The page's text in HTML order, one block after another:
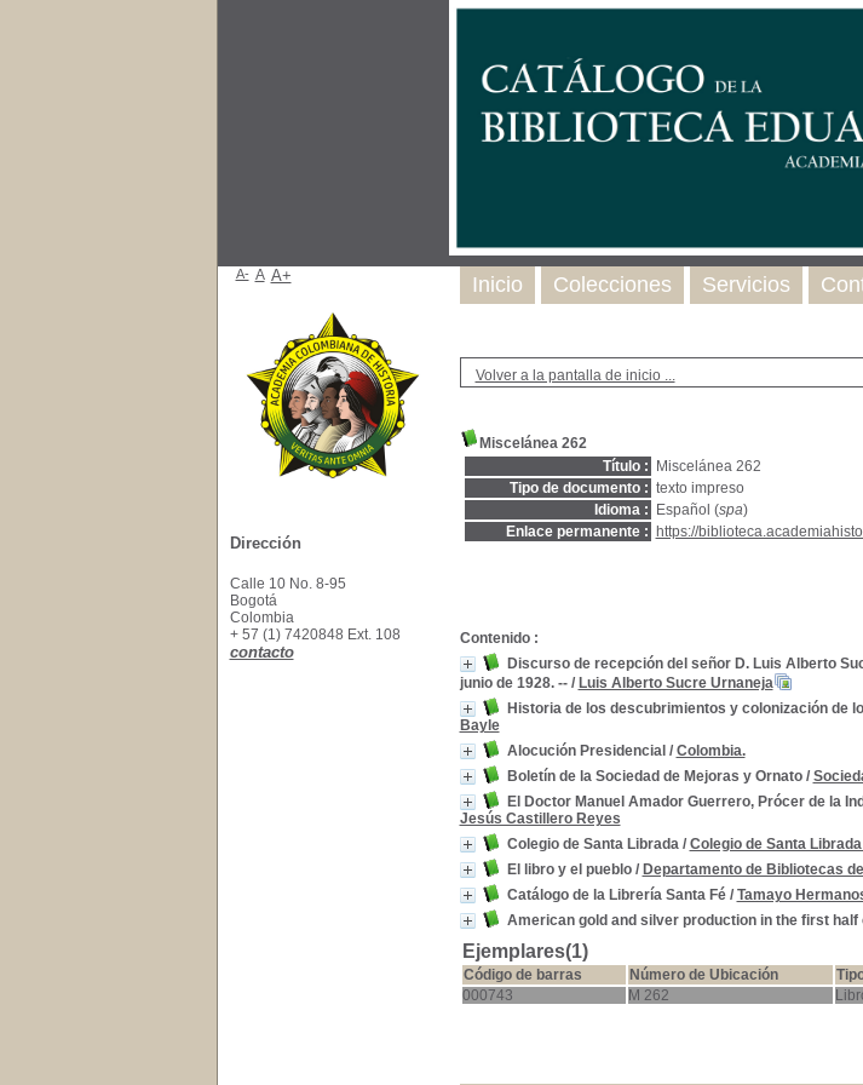
Volver a la pantalla de inicio ...
Miscelánea 262
Título :
Miscelánea 262
Tipo de documento : texto impreso
Idioma :
Español (spa)
Enlace permanente :
https://
Contenido :
Discurso de recepción del señor D. Luis Alberto
junio de 1928. --/ Luis Alberto Sucre Urnaneja
Historia de los descubrimientos y colonización de
Bayle
Alocución Presidencial / Colombia.
Boletín de la Sociedad de Mejoras y Ornato/
El Doctor Manuel Amador Guerrero, Prócer de la
Jesús Castillero Reyes
Colegio de Santa Librada / Colegio de Santa
El libro y el pueblo/ Departamento de Bibliotecas
Catálogo de la Librería Santa Fé/ Tamayo
American gold and silver production in the first
Ejemplares(1)
Código de barras Número de Ubicación
000743
M 262
Inicio Colecciones Servicios
A- A A+
Dirección
Calle 10 No. 8-95
Bogotá
Colombia
+ 57 (1) 7420848 Ext. 108
contacto